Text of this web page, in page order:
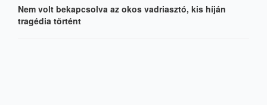
Nem volt bekapcsolva az okos vadriasztó, kis híján
tragédia történt